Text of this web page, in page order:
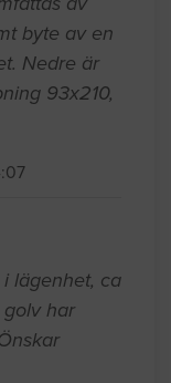
byte av en
Nedre är
93x210,
lägenhet, ca
golv har